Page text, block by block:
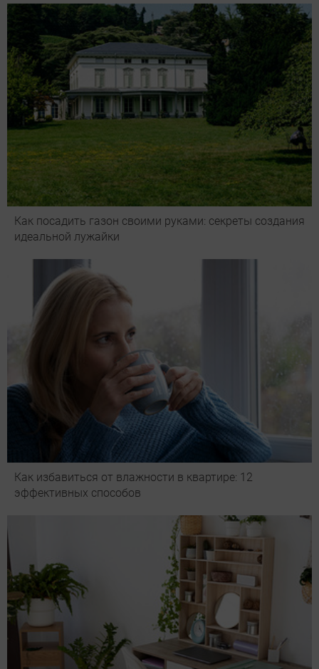
Как посадить газон своими руками: секреты создания
идеальной лужайки
Как избавиться от влажности в квартире: 12
эффективных способов